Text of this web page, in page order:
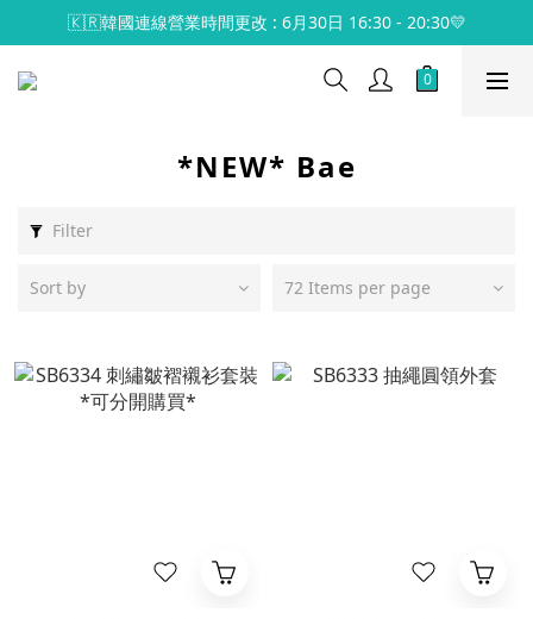
🇰🇷韓國連線營業時間更改 : 6月30日 16:30 - 20:30💛
*NEW* Bae
Filter
Sort by 72 Items per page